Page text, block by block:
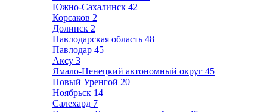
Южно-Сахалинск 42
Корсаков 2
Долинск 2
Павлодарская область 48
Павлодар 45
Аксу 3
Ямало-Ненецкий автономный округ 45
Новый Уренгой 20
Ноябрьск 14
Салехард 7